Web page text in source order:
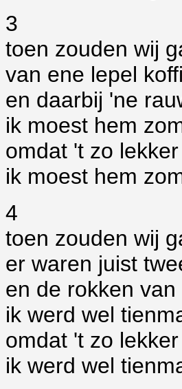
3
toen zouden wij
van ene lepel
en daarbij 'ne
ik moest hem
omdat 't zo
ik moest hem
4
toen zouden wij
er waren juist
en de rokken
ik werd wel
omdat 't zo
ik werd wel